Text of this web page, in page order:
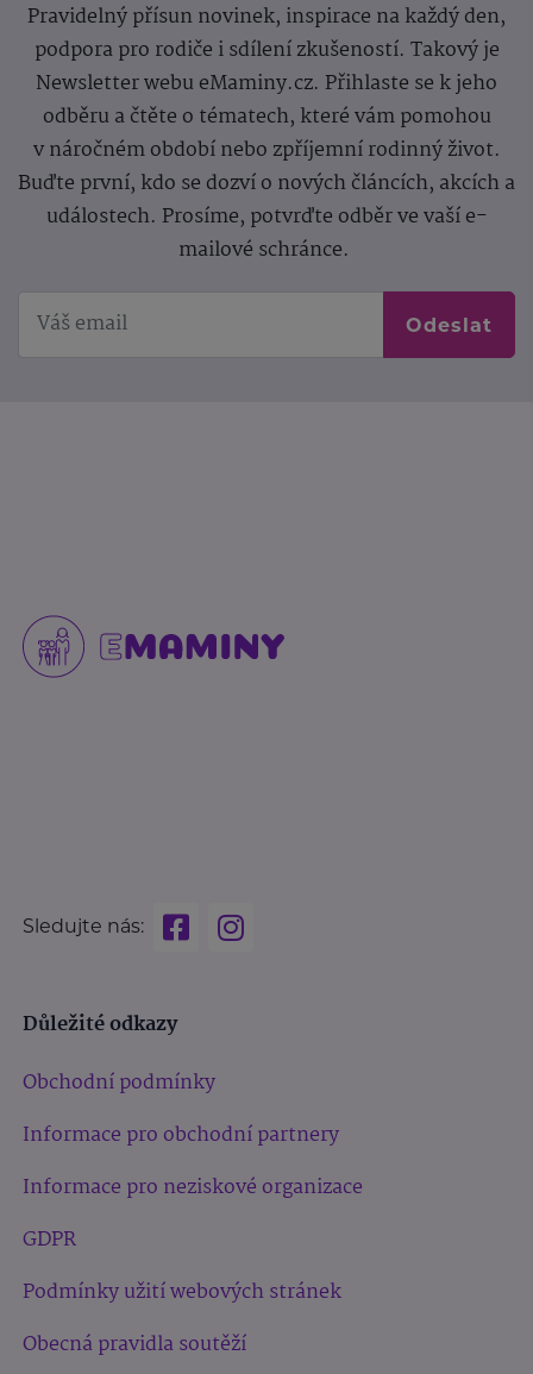
Pravidelný přísun novinek, inspirace na každý den,
podpora pro rodiče i sdílení zkušeností. Takový je
Newsletter webu eMaminy.cz. Přihlaste se k jeho
odběru a čtěte o tématech, které vám pomohou
v náročném období nebo zpříjemní rodinný život.
Buďte první, kdo se dozví o nových článcích, akcích a
událostech. Prosíme, potvrďte odběr ve vaší e-
mailové schránce.
Odeslat
Sledujte nás:
Důležité odkazy
Obchodní podmínky
Informace pro obchodní partnery
Informace pro neziskové organizace
GDPR
Podmínky užití webových stránek
Obecná pravidla soutěží